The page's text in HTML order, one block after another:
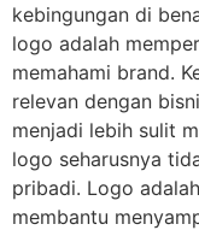
kebingungan di
logo adalah
memahami brand.
relevan dengan
menjadi lebih sulit
logo seharusnya
pribadi. Logo
membantu